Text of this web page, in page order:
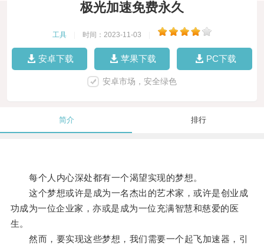
极光加速免费永久
工具 时间：2023-11-03
安卓下载 苹果下载 PC下载
安卓市场，安全绿色
简介 排行
每个人内心深处都有一个渴望实现的梦想。
这个梦想或许是成为一名杰出的艺术家，或许是创业成
功成为一位企业家，亦或是成为一位充满智慧和慈爱的医
生。
然而，要实现这些梦想，我们需要一个起飞加速器，引